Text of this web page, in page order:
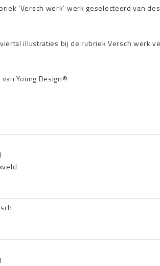
’Versch werk’ werk geselecteerd van
illustraties bij de rubriek Versch werk
Young Design®